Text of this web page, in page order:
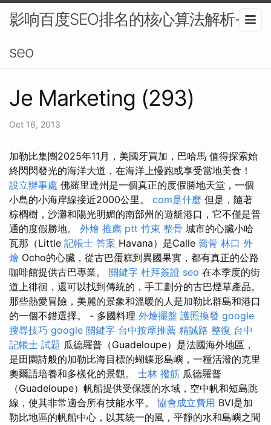
影响百度SEO排名的核心算法解析-
seo
Je Marketing (293)
Oct 16, 2013
加勒比集團2025年11月，美國牙買加，巴哈馬 值得探索始
終閃閃發光的海洋大道，在海洋上慢跑或享受當地美食！
設立辦事處 佛羅里達州是一個真正的度假勝地天堂，一個
小島的小海岸線接近2000公里。 com是什麼 但是，隨著
棕櫚樹，沙灘和陽光明媚的南部州的遊艇港口，它不僅是普
通的度假勝地。 外燴 推薦 ptt 竹東 整骨 城市的心臟小哈
瓦那（Little 記帳士 答案 Havana）是Calle 喬骨 林口 外
燴 Ocho的心臟，從古巴蛋糕到異國果實，都有真正的公路
咖啡館提供古巴專業。 關鍵字 杜拜簽證 seo 在本季度的街
道上徘徊，還可以找到傳統的，手工劃分的古巴煙草產品。
那些熱愛冒險，美麗的景象和溫暖的人是加勒比群島和港口
的一個不錯選擇。 - 多國料理 外燴擺盤 護照換發 google
搜尋技巧 google 關鍵字 台中按摩推薦 精誠路 整復 台中
記帳士 試題 瓜德羅普（Guadeloupe）是法國海外地區，
是田園詩般的加勒比海目標的蝴蝶形島嶼，一種活潑的克里
奧爾語培養和多樣化的景觀。 士林 撥筋 瓜德羅普
（Guadeloupe）帆船提供受保護的水域，空中帆和短島跳
線，使其非常適合所有技能水平。 協會成立費用 BVI是加
勒比地區的帆船中心，以其統一的風，平靜的水和島嶼之間